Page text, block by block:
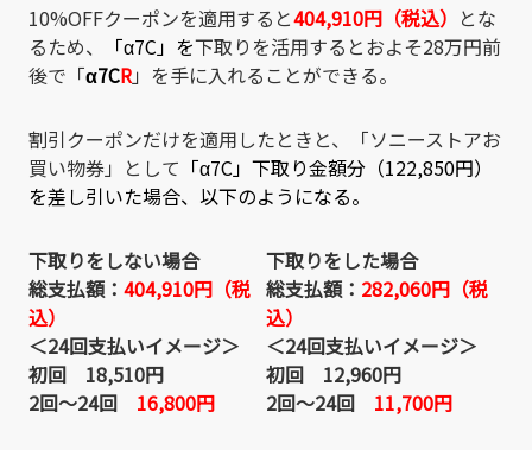
10%OFFクーポンを適用すると404,910円（税込） とな
るため、
「α7C」を下取りを活用するとおよそ28万円前
後で「α7CR」を手に入れることができる。
割引クーポンだけを適用したときと、「ソニーストアお
買い物券」として 「α7C」下取り金額分（122,850円）
を差し引いた場合、以下のようになる。
下取りをしない場合
総支払額： 404,910円（税
込）
＜24回支払いイメージ＞
初回 18,510円
2回～24回 16,800円
下取りをした場合
総支払額： 282,060円（税
込）
＜24回支払いイメージ＞
初回 12,960円
2回～24回 11,700円